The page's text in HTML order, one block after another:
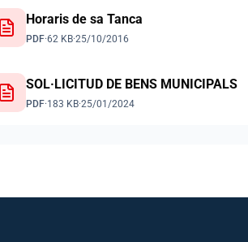
Horaris de sa Tanca
PDF·62 KB·25/10/2016
SOL·LICITUD DE BENS MUNICIPALS
PDF·183 KB·25/01/2024